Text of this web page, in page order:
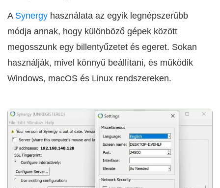
A Synergy használata az egyik legnépszerűbb
módja annak, hogy különböző gépek között
megosszunk egy billentyűzetet és egeret. Sokan
használják, mivel könnyű beállítani, és működik
Windows, macOS és Linux rendszereken.